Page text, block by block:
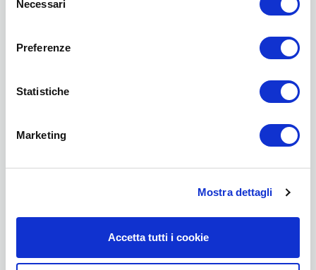
delNecessari
Preferenze
Statistiche
Marketing
Mostra dettagli
Accetta tutti i cookie
FAQ
BNI